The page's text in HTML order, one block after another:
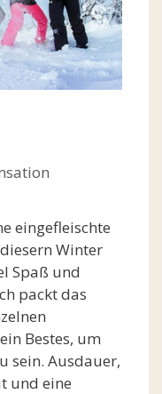
eingefleischte
Winter
Spaß und
packt das
Bestes, um
sein. Ausdauer,
und eine